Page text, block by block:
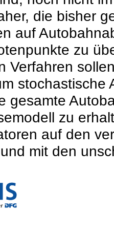
die bisher
auf
zu
Verfahren
stochastische
gesamte
zu
auf den
mit den